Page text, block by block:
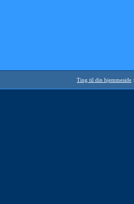
Ting til din hjemmeside